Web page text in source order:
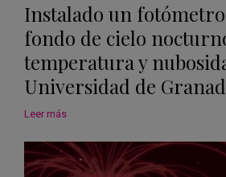
Instalado un
fondo de cielo
temperatura y
Universidad de
Leer más